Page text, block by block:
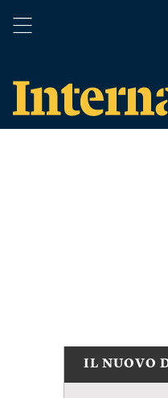
IL NUOVO